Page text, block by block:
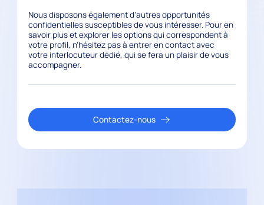
Nous disposons également d’autres opportunités
confidentielles susceptibles de vous intéresser. Pour en
savoir plus et explorer les options qui correspondent à
votre profil, n’hésitez pas à entrer en contact avec
votre interlocuteur dédié, qui se fera un plaisir de vous
accompagner.
Contactez-nous